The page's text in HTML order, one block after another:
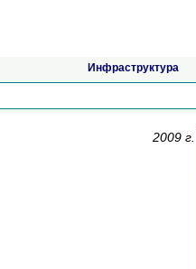
Инфраструктура
2009 г.